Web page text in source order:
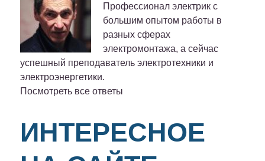
Профессионал электрик с
большим опытом работы в
разных сферах
электромонтажа, а сейчас
успешный преподаватель электротехники и
электроэнергетики.
Посмотреть все ответы
ИНТЕРЕСНОЕ